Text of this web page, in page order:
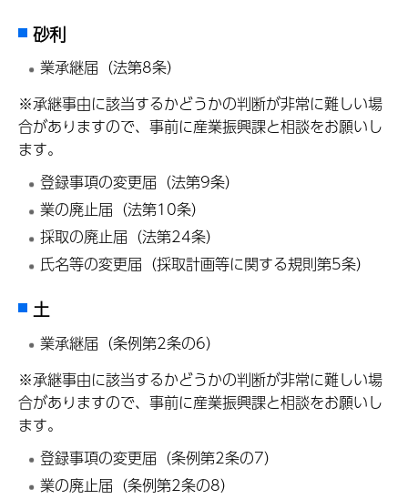
砂利
業承継届（法第8条）
※承継事由に該当するかどうかの判断が非常に難しい場
合がありますので、事前に産業振興課と相談をお願いし
ます。
登録事項の変更届（法第9条）
業の廃止届（法第10条）
採取の廃止届（法第24条）
氏名等の変更届（採取計画等に関する規則第5条）
土
業承継届（条例第2条の6）
※承継事由に該当するかどうかの判断が非常に難しい場
合がありますので、事前に産業振興課と相談をお願いし
ます。
登録事項の変更届（条例第2条の7）
業の廃止届（条例第2条の8）